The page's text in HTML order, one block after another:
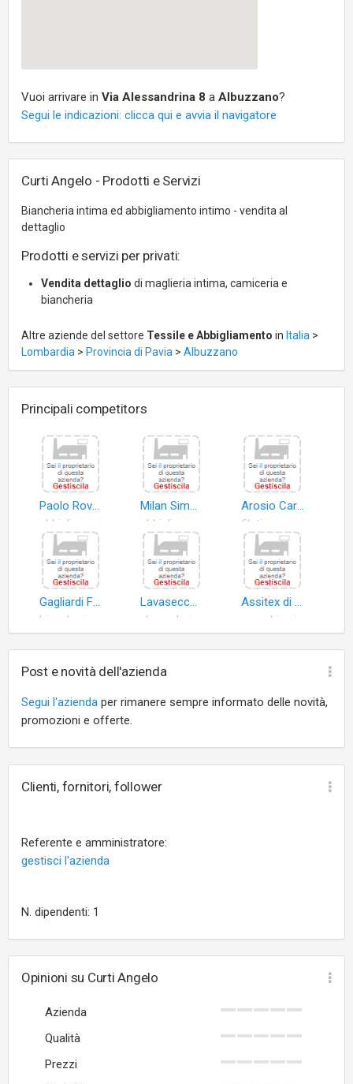
Vuoi arrivare in Via Alessandrina 8 a Albuzzano?
Segui le indicazioni: clicca qui e avvia il navigatore
Curti Angelo - Prodotti e Servizi
Biancheria intima ed abbigliamento intimo - vendita al
dettaglio
Prodotti e servizi per privati:
Vendita dettaglio di maglieria intima, camiceria e
biancheria
Altre aziende del settore Tessile e Abbigliamento in Italia >
Lombardia > Provincia di Pavia > Albuzzano
Principali competitors
Paolo Rovati e C. S.n.c
Milan Simona
Arosio Carla Emilia
Gagliardi Francesco
Lavasecco di Beccati Barbara
lavanderie
Assitex di Dileo Annamaria e C. S.a.s
Post e novità dell'azienda
Segui l'azienda per rimanere sempre informato delle novità,
promozioni e offerte.
Clienti, fornitori, follower
Referente e amministratore:
gestisci l'azienda
N. dipendenti: 1
Opinioni su Curti Angelo
Azienda
Qualità
Prezzi